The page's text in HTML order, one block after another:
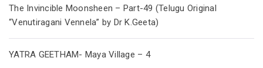
The Invincible Moonsheen – Part-49 (Telugu Original
“Venutiragani Vennela” by Dr K.Geeta)
YATRA GEETHAM- Maya Village – 4